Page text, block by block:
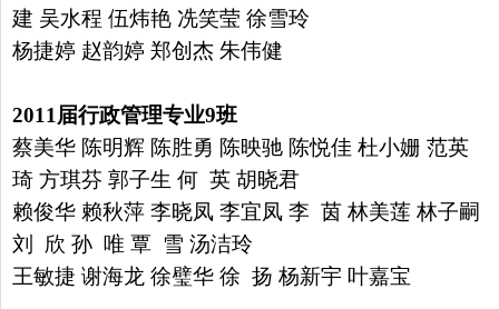
建 吴水程 伍炜艳 冼笑莹 徐雪玲
杨捷婷 赵韵婷 郑创杰 朱伟健
2011 届行政管理专业9班
蔡美华 陈明辉 陈胜勇 陈映驰 陈悦佳 杜小姗 范英
琦 方琪芬 郭子生 何 英 胡晓君
赖俊华 赖秋萍 李晓凤 李宜凤 李 茵 林美莲 林子嗣
刘 欣 孙 唯 覃 雪 汤洁玲
王敏捷 谢海龙 徐璧华 徐 扬 杨新宇 叶嘉宝